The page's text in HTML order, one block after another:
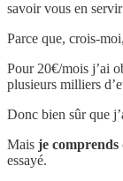
savoir vous en
Parce que, crois-moi,
Pour 20€/mois j’ai
plusieurs milliers
Donc bien sûr que
Mais je comprends
essayé.